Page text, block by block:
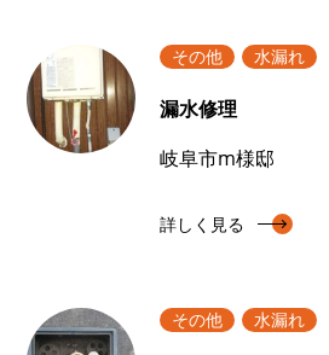
その他 水漏れ
漏水修理
岐阜市m様邸
詳しく見る
その他 水漏れ